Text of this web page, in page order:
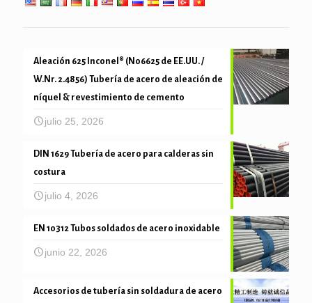
Aleación 625 Inconel® (N06625 de EE.UU. /
W.Nr. 2.4856) Tubería de acero de aleación de
níquel & revestimiento de cemento
julio 25, 2026
DIN 1629 Tubería de acero para calderas sin
costura
julio 4, 2026
EN 10312 Tubos soldados de acero inoxidable
junio 22, 2026
Accesorios de tubería sin soldadura de acero